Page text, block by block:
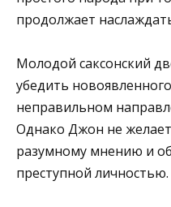
продолжает
Молодой саксонский
убедить
неправильном
Однако Джон не
разумному мнению и
преступной личностью.